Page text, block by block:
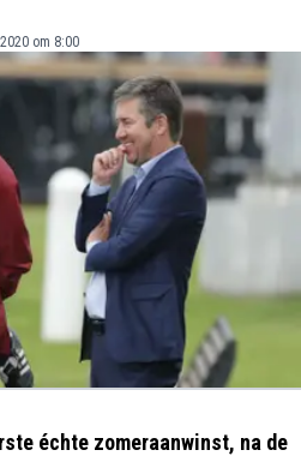
om 8:00
échte zomeraanwinst, na de